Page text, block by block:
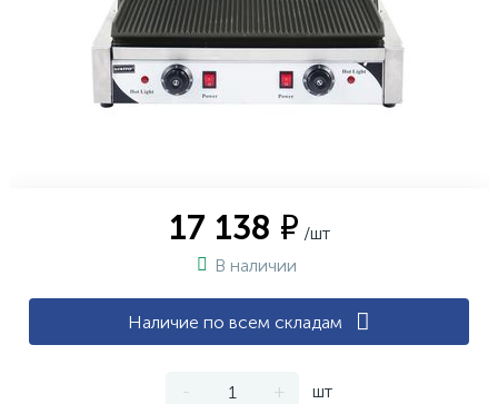
17 138 ₽ /шт
В наличии
Наличие по всем складам
- + шт